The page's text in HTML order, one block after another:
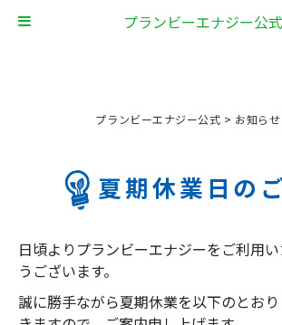
プランビーエナジー公式 > お知らせ
夏期休業日の
日頃よりプランビーエナジーをご利用
うございます。
誠に勝手ながら夏期休業を以下のとお
プランビーエナジー公式